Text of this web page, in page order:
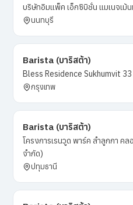
บริษัทอิมแพ็ค เอ็กซิบิชั่น แมเนจเม้
นนทบุรี
Barista (บาริสต้า)
Bless Residence Sukhumvit 33
กรุงเทพ
Barista (บาริสต้า)
โครงการเรนวูด พาร์ค ลำลูกกา ค
จำกัด)
ปทุมธานี